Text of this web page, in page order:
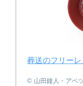
葬送のフリー
© 山田鐘人・アベ